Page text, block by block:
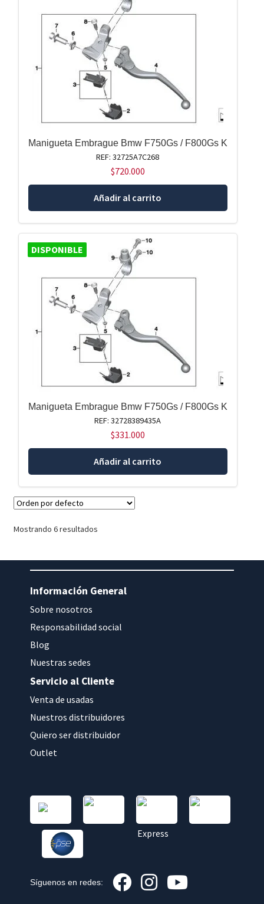
Manigueta Embrague Bmw F750Gs / F800Gs K
REF: 32725A7C268
$720.000
Añadir al carrito
DISPONIBLE
Manigueta Embrague Bmw F750Gs / F800Gs K
REF: 32728389435A
$331.000
Añadir al carrito
Mostrando 6 resultados
Información General
Sobre nosotros
Responsabilidad social
Blog
Nuestras sedes
Servicio al Cliente
Venta de usadas
Nuestros distribuidores
Quiero ser distribuidor
Outlet
Síguenos en redes: